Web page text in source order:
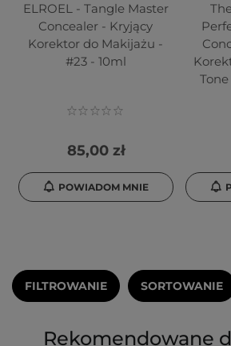
ELROEL - Tangle Master
Concealer - Kryjący
Korektor do Makijażu -
#23 - 10ml
85,00 zł
POWIADOM MNIE
FILTROWANIE SORTOWANIE
Rekomendowane